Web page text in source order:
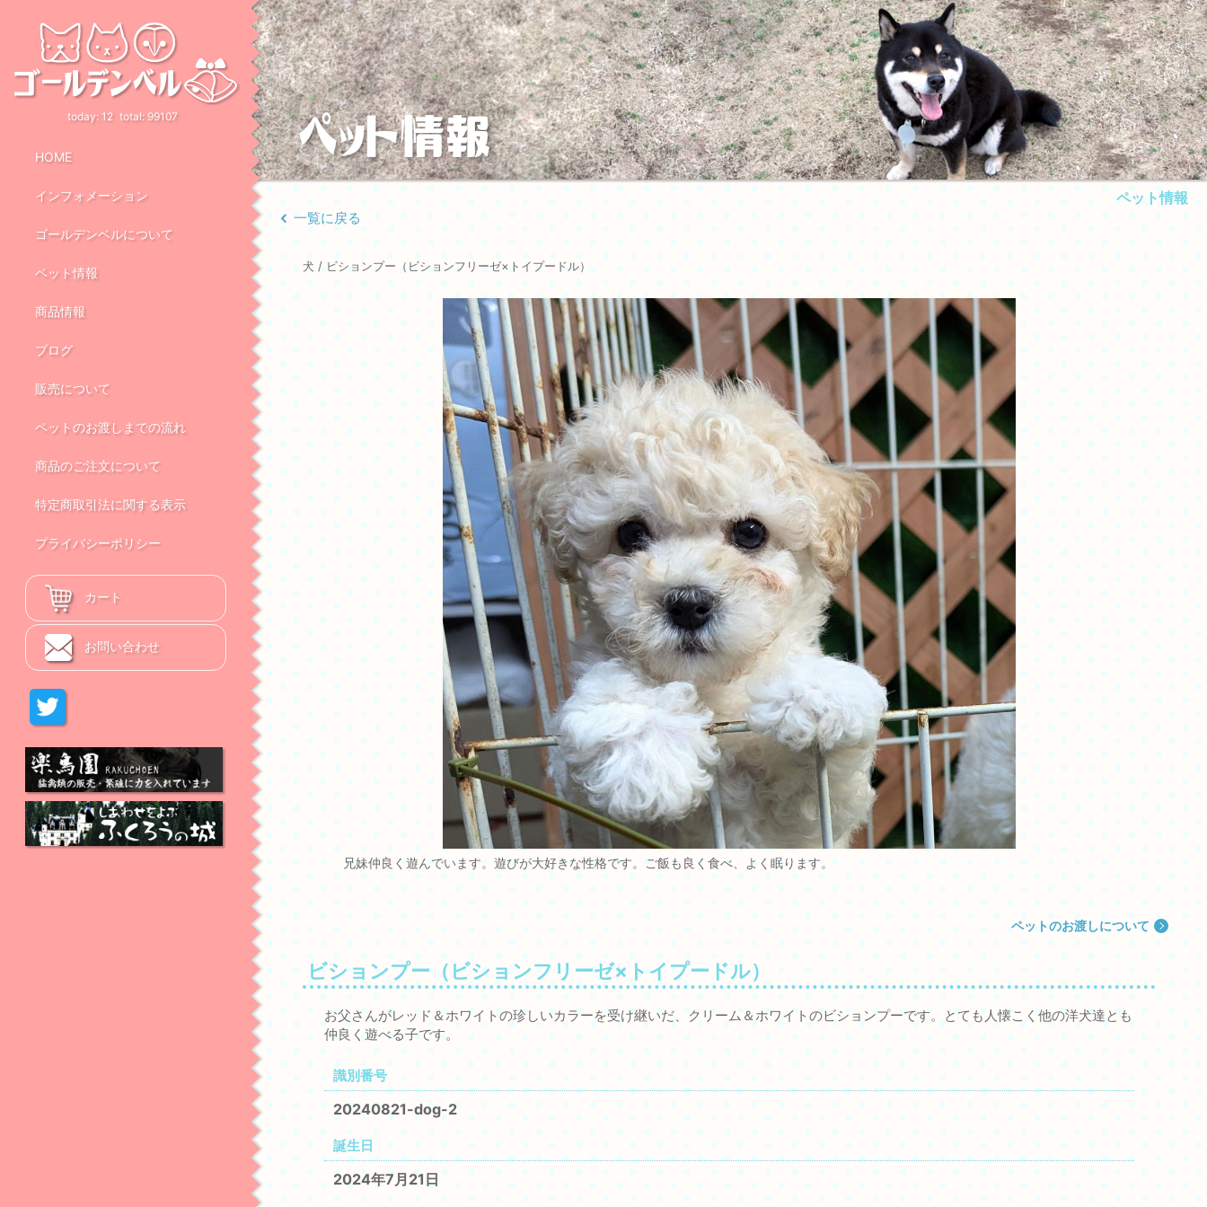
HOME
インフォメーション
ゴールデンベルについて
ペット情報
商品情報
ブログ
販売について
ペットのお渡しまでの流れ
商品のご注文について
特定商取引法に関する表示
プライバシーポリシー
カート
お問い合わせ
today: 12 total: 99107
ペット情報
一覧に戻る
犬 / ビションプー（ビションフリーゼ×トイプードル）
兄妹仲良く遊んでいます。遊びが大好きな性格です。ご飯も良く食べ、よく眠ります。
ペットのお渡しについて
ビションプー（ビションフリーゼ×トイプードル）
お父さんがレッド＆ホワイトの珍しいカラーを受け継いだ、クリーム＆ホワイトのビションプーです。とても人懐こく他の洋犬達とも
仲良く遊べる子です。
識別番号
20240821-dog-2
誕生日
2024年7月21日